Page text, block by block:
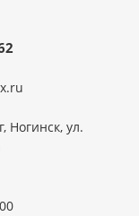
Ногинск, ул.